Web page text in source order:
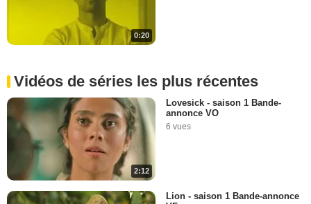
0:20
Vidéos de séries les plus récentes
2:12
Lovesick - saison 1 Bande-
annonce VO
6 vues
Lion - saison 1 Bande-annonce